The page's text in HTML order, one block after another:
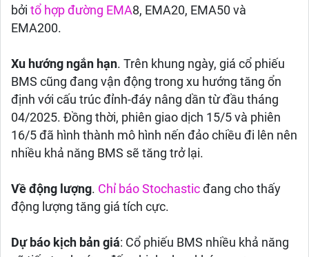
bởi tổ hợp đường EMA8, EMA20, EMA50 và
EMA200.
Xu hướng ngắn hạn. Trên khung ngày, giá cổ phiếu
BMS cũng đang vận động trong xu hướng tăng ổn
định với cấu trúc đỉnh-đáy nâng dần từ đầu tháng
04/2025. Đồng thời, phiên giao dịch 15/5 và phiên
16/5 đã hình thành mô hình nến đảo chiều đi lên nên
nhiều khả năng BMS sẽ tăng trở lại.
Về động lượng. Chỉ báo Stochastic đang cho thấy
động lượng tăng giá tích cực.
Dự báo kịch bản giá: Cổ phiếu BMS nhiều khả năng